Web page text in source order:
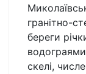
гранітно-
береги
водограями
скелі,